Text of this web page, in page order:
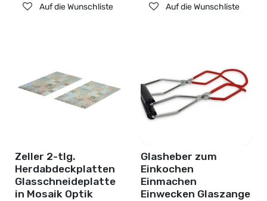
Auf die Wunschliste Auf die Wunschliste
Zeller 2-tlg.
Herdabdeckplatten
Glasschneideplatte
in Mosaik Optik
Glasheber zum
Einkochen
Einmachen
Einwecken Glaszange